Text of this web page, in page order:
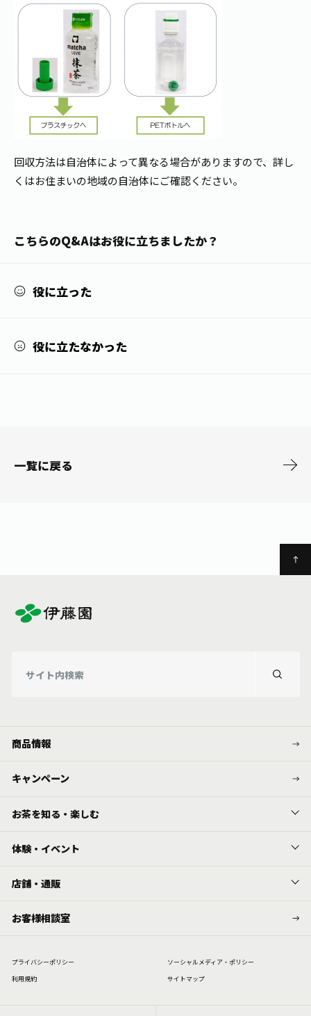
製品の原料産地
茶殻リサイクルシステム
ウェルネスフォーラム
お茶の妖精
未来の桜プロジェクト
伊藤園レディス
Inner CHARM
健康体
Crazy Jasmine
回収方法は自治体によって異なる場合がありますので、詳し
くはお住まいの地域の自治体にご確認ください。
こちらのQ&Aはお役に立ちましたか？
役に立った
役に立たなかった
一覧に戻る
商品情報
キャンペーン
お茶を知る・楽しむ
体験・イベント
店舗・通販
お客様相談室
プライバシーポリシー
ソーシャルメディア・ポリシー
利⽤規約
サイトマップ